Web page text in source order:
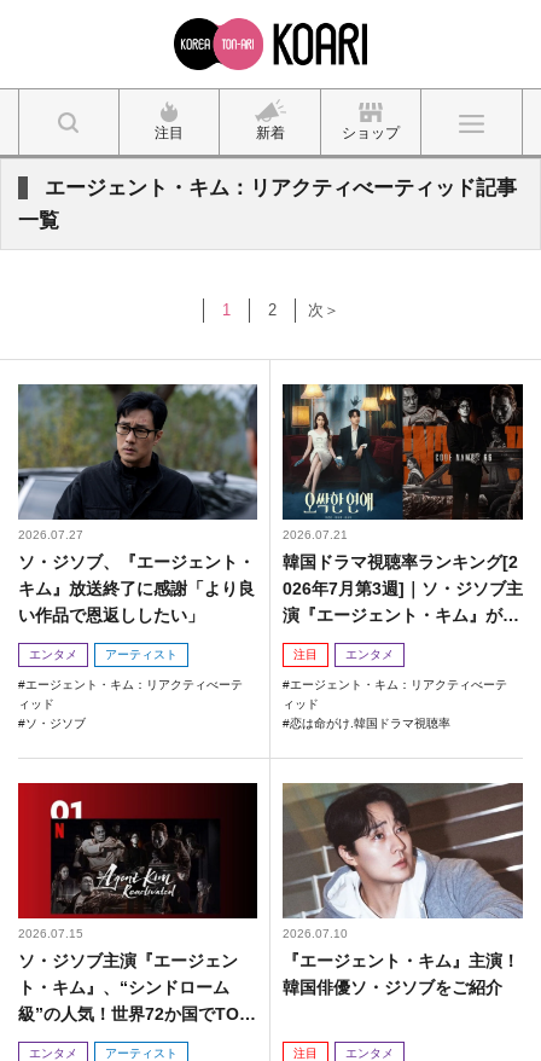
注目 新着 ショップ
エージェント・キム：リアクティべーティッド記事
一覧
1 2 次＞
2026.07.27
ソ・ジソブ、『エージェント・
キム』放送終了に感謝「より良
い作品で恩返ししたい」
エンタメ アーティスト
エージェント・キム：リアクティべーテ
ィッド
ソ・ジソブ
2026.07.21
韓国ドラマ視聴率ランキング[2
026年7月第3週]｜ソ・ジソブ主
演『エージェント・キム』が勢
い加速！
注目 エンタメ
エージェント・キム：リアクティべーテ
ィッド
恋は命がけ.韓国ドラマ視聴率
2026.07.15
ソ・ジソブ主演『エージェン
ト・キム』、“シンドローム
級”の人気！世界72か国でTOP
10入り
エンタメ アーティスト
2026.07.10
『エージェント・キム』主演！
韓国俳優ソ・ジソブをご紹介
注目 エンタメ